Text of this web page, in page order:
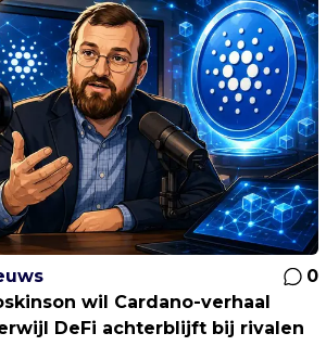
0
wil Cardano-verhaal
DeFi achterblijft bij rivalen